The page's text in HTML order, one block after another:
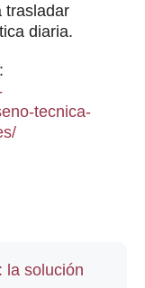
trasladar
diaria.
tecnica-
la solución